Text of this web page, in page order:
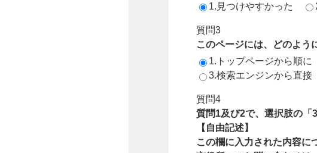
1.見つけやすかった
質問3
このページには、どのよう
1.トップページから順に
3.検索エンジンから直接
質問4
質問1及び2で、選択肢の「
【自由記述】
この欄に入力された内容に